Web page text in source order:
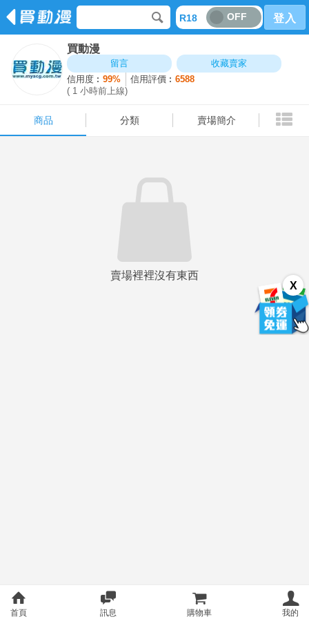
R18 OFF 登入
買動漫
留言
收藏賣家
信用度︰99% 信用評價︰6588
( 1 小時前上線)
商品 分類 賣場簡介
X
賣場裡裡沒有東西
首頁 訊息 購物車 我的